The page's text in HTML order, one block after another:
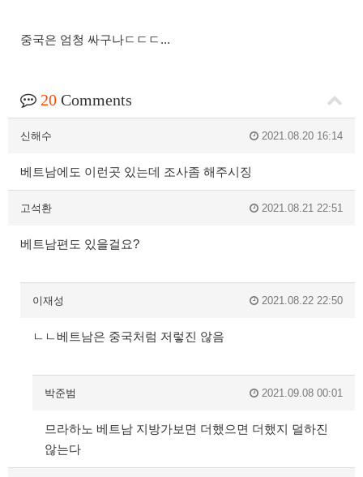
중국은 엄청 싸구나ㄷㄷㄷ...
20 Comments
신해수 2021.08.20 16:14
베트남에도 이런곳 있는데 조사좀 해주시징
고석환 2021.08.21 22:51
베트남편도 있을걸요?
이재성 2021.08.22 22:50
ㄴㄴ베트남은 중국처럼 저렇진 않음
박준범 2021.09.08 00:01
므라하노 베트남 지방가보면 더했으면 더했지 덜하진
않는다